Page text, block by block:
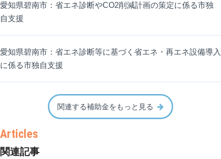
愛知県碧南市：省エネ診断やCO2削減計画の策定に係る市独
自支援
愛知県碧南市：省エネ診断等に基づく省エネ・再エネ設備導入
に係る市独自支援
関連する補助金をもっと見る
関連記事